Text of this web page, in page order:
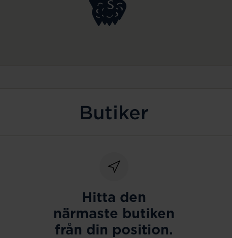
Butiker
Hitta den
närmaste butiken
från din position.